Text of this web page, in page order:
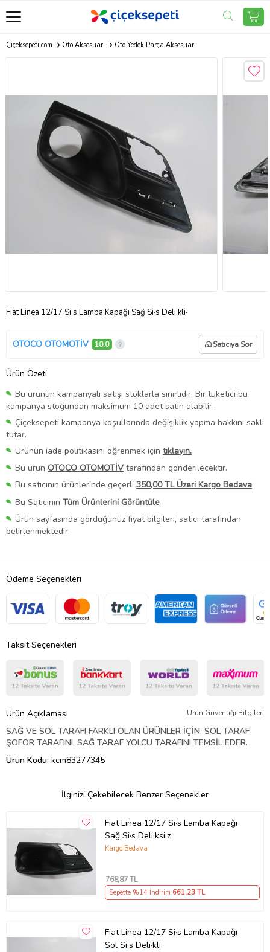
Çiçeksepeti.com Oto Aksesuar Oto Yedek Parça Aksesuar
Fiat Linea 12/17 Si·s Lamba Kapağı Sağ Si·s Deli·kli·
OTOCO OTOMOTİV 10,0 Satıcıya Sor
Ürün Özeti
Bu ürünün kampanyalı satışı stoklarla sınırlıdır. Bir tüketici bu
kampanya stoğundan maksimum 10 adet satın alabilir.
Çiçeksepeti kampanya koşullarında değişiklik yapma hakkını saklı
tutar.
Ürünün iade politikasını öğrenmek için tıklayın.
Bu ürün OTOCO OTOMOTİV tarafından gönderilecektir.
Bu satıcının ürünlerinde geçerli 350,00 TL Üzeri Kargo Bedava
Bu Satıcının Tüm Ürünlerini Görüntüle
Ürün sayfasında gördüğünüz fiyat bilgileri, satıcı tarafından
belirlenmektedir.
Ödeme Seçenekleri
Taksit Seçenekleri
Ürün Açıklaması Ürün Güvenliği Bilgileri
SAĞ VE SOL TARAFI FARKLI OLAN ÜRÜNLER İÇİN, SOL TARAF
ŞOFÖR TARAFINI, SAĞ TARAF YOLCU TARAFINI TEMSİL EDER.
Ürün Kodu: kcm83277345
İlginizi Çekebilecek Benzer Seçenekler
Fiat Linea 12/17 Si·s Lamba Kapağı
Sağ Si·s Deli·ksi·z
Kargo Bedava
768,87 TL
Sepette %14 İndirim 661,23 TL
Fiat Linea 12/17 Si·s Lamba Kapağı
Sol Si·s Deli·kli·